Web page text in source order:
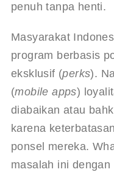
penuh tanpa henti.
Masyarakat
program berbasis
eksklusif (perks).
(mobile apps)
diabaikan atau
karena
ponsel mereka.
masalah ini